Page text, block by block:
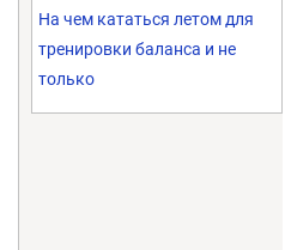
На чем кататься летом для
тренировки баланса и не
только